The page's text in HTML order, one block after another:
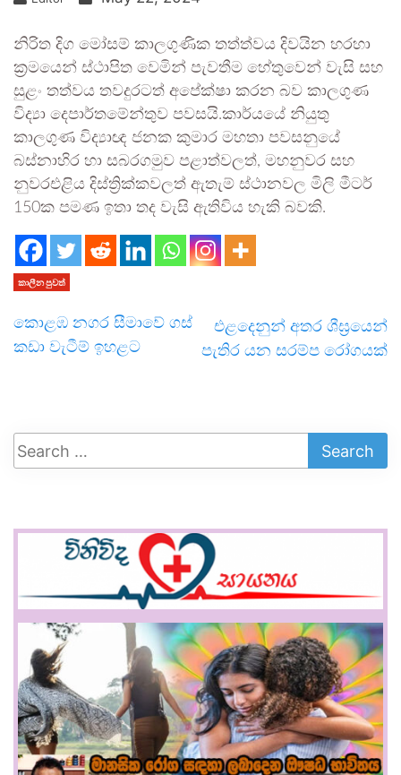
නිරිත දිග මෝසම් කාලගුණික තත්ත්වය දිවයින හරහා
ක්‍රමයෙන් ස්ථාපිත වෙමින් පැවතීම හේතුවෙන් වැසි සහ
සුළං තත්වය තවදුරටත් අපේක්ෂා කරන බව කාලගුණ
විද්‍යා දෙපාර්තමේන්තුව පවසයි.කාර්යයේ නියුතු
කාලගුණ විද්‍යාඥ ජනක කුමාර මහතා පවසනුයේ
බස්නාහිර හා සබරගමුව පළාත්වලත්, මහනුවර සහ
නුවරඑළිය දිස්ත්‍රික්කවලත් ඇතැම් ස්ථානවල මිලි මීටර්
150ක පමණ ඉතා තද වැසි ඇතිවිය හැකි බවකි.
කාලීන පුවත්
කොළඹ නගර සීමාවේ ගස්
කඩා වැටීම් ඉහළට
එළදෙනුන් අතර ශීඝ්‍රයෙන්
පැතිර යන සරම්ප රෝගයක්